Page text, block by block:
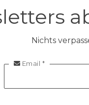
Nichts
 Email *